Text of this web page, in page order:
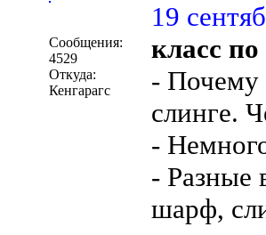
Сообщения:
4529
Откуда:
Кенгарагс
19
класс
- Почему
слинге.
-
- Разные
шарф,